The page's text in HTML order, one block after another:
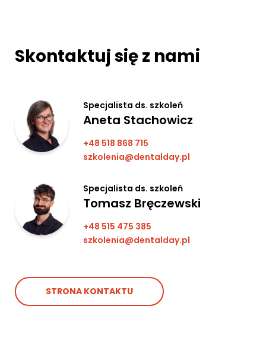
Skontaktuj się z nami
Specjalista ds. szkoleń
Aneta Stachowicz
+48 518 868 715
szkolenia@dentalday.pl
Specjalista ds. szkoleń
Tomasz Bręczewski
+48 515 475 385
szkolenia@dentalday.pl
STRONA KONTAKTU